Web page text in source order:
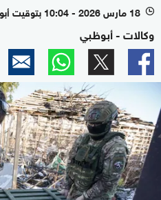
l 18 مارس 2026 - 10:04 بتوقيت أبوظبي
وكالات - أبوظبي